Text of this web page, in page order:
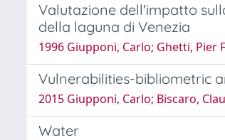
Valutazione dell'impatto
della laguna di Venezia
1996 Giupponi, Carlo; Ghetti, Pier
Vulnerabilities-bibliometric
2015 Giupponi, Carlo; Biscaro,
Water